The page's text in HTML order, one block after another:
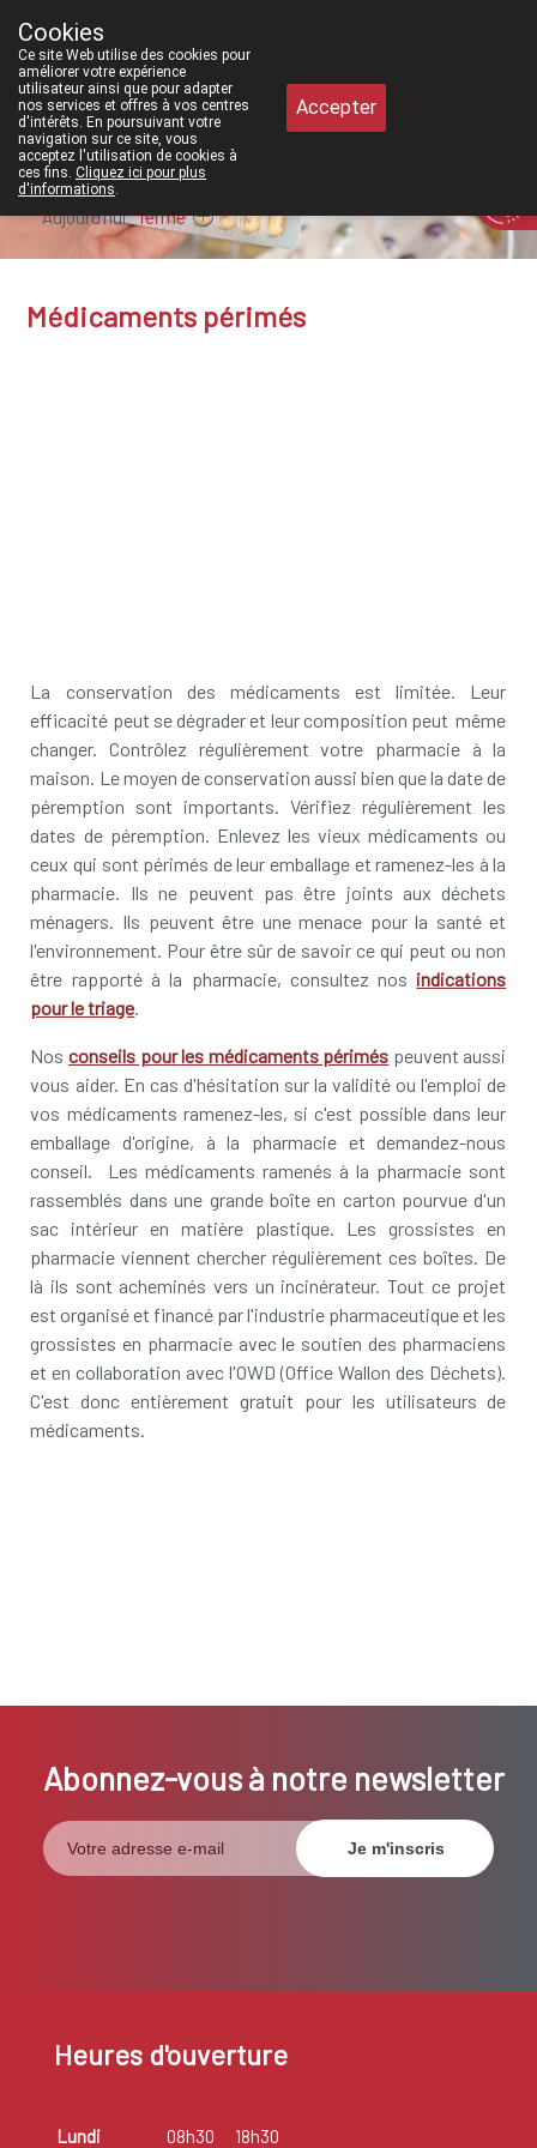
nous serons à nouveau ouverts le samedi de 8h30 à 12h30.
Aujourd'hui fermé
Médicaments périmés
La conservation des médicaments est limitée. Leur
efficacité peut se dégrader et leur composition peut même
changer. Contrôlez régulièrement votre pharmacie à la
maison. Le moyen de conservation aussi bien que la date de
péremption sont importants. Vérifiez régulièrement les
dates de péremption. Enlevez les vieux médicaments ou
ceux qui sont périmés de leur emballage et ramenez-les à la
pharmacie. Ils ne peuvent pas être joints aux déchets
ménagers. Ils peuvent être une menace pour la santé et
l'environnement. Pour être sûr de savoir ce qui peut ou non
être rapporté à la pharmacie, consultez nos indications
pour le triage.
Nos conseils pour les médicaments périmés peuvent aussi
vous aider. En cas d'hésitation sur la validité ou l'emploi de
vos médicaments ramenez-les, si c'est possible dans leur
emballage d'origine, à la pharmacie et demandez-nous
conseil. Les médicaments ramenés à la pharmacie sont
rassemblés dans une grande boîte en carton pourvue d'un
sac intérieur en matière plastique. Les grossistes en
pharmacie viennent chercher régulièrement ces boîtes. De
là ils sont acheminés vers un incinérateur. Tout ce projet
est organisé et financé par l'industrie pharmaceutique et les
grossistes en pharmacie avec le soutien des pharmaciens
et en collaboration avec l'OWD (Office Wallon des Déchets).
C'est donc entièrement gratuit pour les utilisateurs de
médicaments.
Abonnez-vous à notre newsletter
Heures d'ouverture
Lundi 08h30 18h30
Cookies
Ce site Web utilise des cookies pour
améliorer votre expérience
utilisateur ainsi que pour adapter
nos services et offres à vos centres
d'intérêts. En poursuivant votre
navigation sur ce site, vous
acceptez l'utilisation de cookies à
ces fins. Cliquez ici pour plus
d'informations.
Accepter